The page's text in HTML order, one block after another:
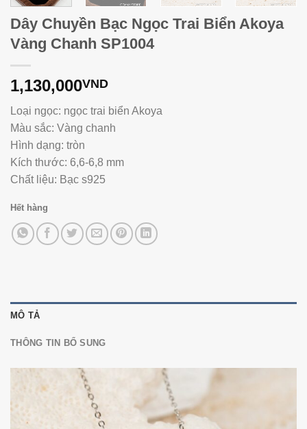
Dây Chuyền Bạc Ngọc Trai Biển Akoya
Vàng Chanh SP1004
1,130,000VND
Loại ngọc: ngọc trai biển Akoya
Màu sắc: Vàng chanh
Hình dạng: tròn
Kích thước: 6,6-6,8 mm
Chất liệu: Bạc s925
Hết hàng
MÔ TẢ
THÔNG TIN BỔ SUNG